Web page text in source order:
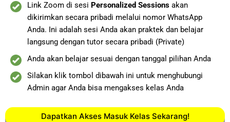
Link Zoom di sesi Personalized Sessionsakan
dikirimkan secara pribadi melalui nomor WhatsApp
Anda. Ini adalah sesi Anda akan praktek dan belajar
langsung dengan tutor secara pribadi (Private)
Anda akan belajar sesuai dengan tanggal pilihan Anda
Silakan klik tombol dibawah ini untuk menghubungi
Admin agar Anda bisa mengakses kelas Anda
Dapatkan Akses Masuk Kelas Sekarang!